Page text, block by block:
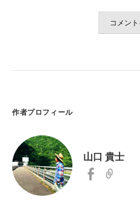
作者プロフィール
山口 貴士